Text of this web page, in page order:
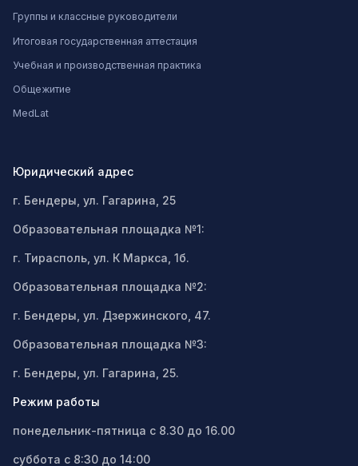
Юридический адрес
г. Бендеры, ул. Гагарина, 25
Образовательная площадка №1:
г. Тирасполь, ул. К Маркса, 1б.
Образовательная площадка №2:
г. Бендеры, ул. Дзержинского, 47.
Образовательная площадка №3:
г. Бендеры, ул. Гагарина, 25.
Режим работы
понедельник-пятница с 8.30 до 16.00
суббота с 8:30 до 14:00
Группы и классные руководители
Итоговая государственная аттестация
Учебная и производственная практика
Общежитие
MedLat